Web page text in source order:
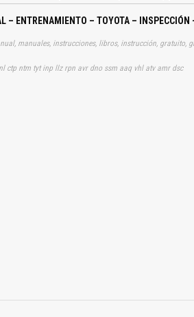
– ENTRENAMIENTO – TOYOTA –
ctp ntm tyt inp llz rpn avr dno ssm aaq vhl atv amr dsc